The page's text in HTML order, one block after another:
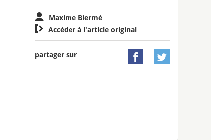
Maxime Biermé
 Accéder à l'article original
partager sur  